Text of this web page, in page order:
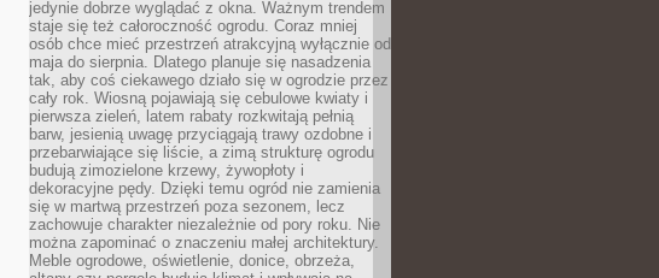
jedynie dobrze wyglądać z okna. Ważnym trendem
staje się też całoroczność ogrodu. Coraz mniej
osób chce mieć przestrzeń atrakcyjną wyłącznie od
maja do sierpnia. Dlatego planuje się nasadzenia
tak, aby coś ciekawego działo się w ogrodzie przez
cały rok. Wiosną pojawiają się cebulowe kwiaty i
pierwsza zieleń, latem rabaty rozkwitają pełnią
barw, jesienią uwagę przyciągają trawy ozdobne i
przebarwiające się liście, a zimą strukturę ogrodu
budują zimozielone krzewy, żywopłoty i
dekoracyjne pędy. Dzięki temu ogród nie zamienia
się w martwą przestrzeń poza sezonem, lecz
zachowuje charakter niezależnie od pory roku. Nie
można zapominać o znaczeniu małej architektury.
Meble ogrodowe, oświetlenie, donice, obrzeża,